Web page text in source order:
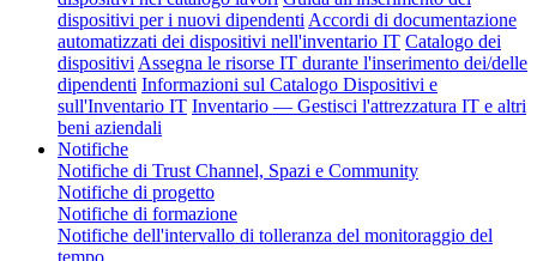
dispositivi per i nuovi dipendenti Accordi di documentazione
automatizzati dei dispositivi nell'inventario IT Catalogo dei
dispositivi Assegna le risorse IT durante l'inserimento dei/delle
dipendenti Informazioni sul Catalogo Dispositivi e
sull'Inventario IT Inventario — Gestisci l'attrezzatura IT e altri
beni aziendali
Notifiche
Notifiche di Trust Channel, Spazi e Community
Notifiche di progetto
Notifiche di formazione
Notifiche dell'intervallo di tolleranza del monitoraggio del
tempo